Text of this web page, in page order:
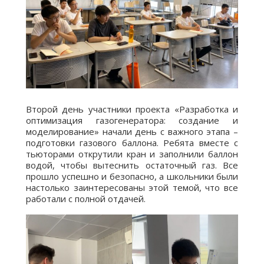
Второй день участники проекта «Разработка и
оптимизация газогенератора: создание и
моделирование» начали день с важного этапа –
подготовки газового баллона. Ребята вместе с
тьюторами открутили кран и заполнили баллон
водой, чтобы вытеснить остаточный газ. Все
прошло успешно и безопасно, а школьники были
настолько заинтересованы этой темой, что все
работали с полной отдачей.